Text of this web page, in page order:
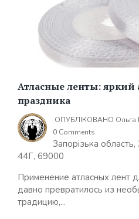
Атласные ленты: яркий
праздника
ОПУБЛІКОВАНО Ольга
0 Comments
Запорізька
44Г, 69000
Применение атласных лент
давно превратилось из
традицию,...